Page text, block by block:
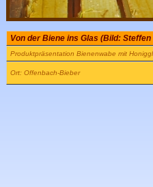
Von der Biene ins Glas (Bild:
Produktpräsentation Bienenwabe mit
Ort: Offenbach-Bieber